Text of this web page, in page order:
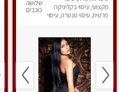
לחלוטין!!
מקצועי, עיסוי בקליניקה
פרטית, עיסוי טנטרה, עיסוי
שלושה
כוכבים